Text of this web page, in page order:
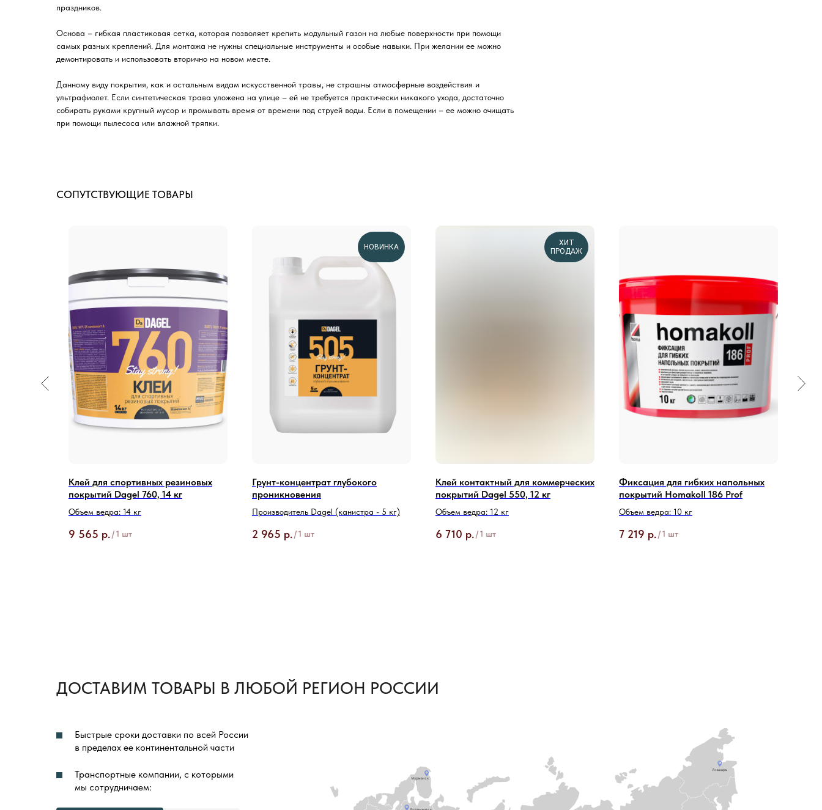
праздников.
Основа – гибкая пластиковая сетка, которая позволяет крепить модульный газон на любые поверхности при помощи
самых разных креплений. Для монтажа не нужны специальные инструменты и особые навыки. При желании ее можно
демонтировать и использовать вторично на новом месте.
Данному виду покрытия, как и остальным видам искусственной травы, не страшны атмосферные воздействия и
ультрафиолет. Если синтетическая трава уложена на улице – ей не требуется практически никакого ухода, достаточно
собирать руками крупный мусор и промывать время от времени под струей воды. Если в помещении – ее можно очищать
при помощи пылесоса или влажной тряпки.
СОПУТСТВУЮЩИЕ ТОВАРЫ
Клей для спортивных резиновых
покрытий Dagel 760, 14 кг
Объем ведра: 14 кг
9 565 р./1 шт
НОВИНКА
Грунт-концентрат глубокого
проникновения
Производитель Dagel (канистра - 5 кг)
2 965 р./1 шт
ХИТ
ПРОДАЖ
Клей контактный для коммерческих
покрытий Dagel 550, 12 кг
Объем ведра: 12 кг
6 710 р./1 шт
Фиксация для гибких напольных
покрытий Homakoll 186 Prof
Объем ведра: 10 кг
7 219 р./1 шт
ДОСТАВИМ ТОВАРЫ В ЛЮБОЙ РЕГИОН РОССИИ
Быстрые сроки доставки по всей России
в пределах ее континентальной части
Транспортные компании, с которыми
мы сотрудничаем: